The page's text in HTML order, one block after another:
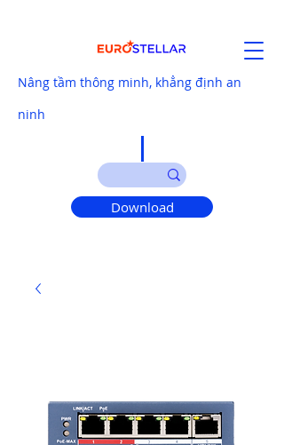
Nâng tầm thông minh, khẳng định an
ninh
Download